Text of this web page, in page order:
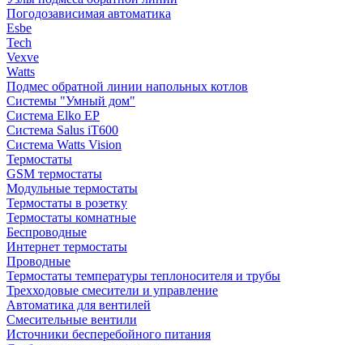
Погодозависимая автоматика
Esbe
Tech
Vexve
Watts
Подмес обратной линии напольных котлов
Системы "Умный дом"
Система Elko EP
Система Salus iT600
Система Watts Vision
Термостаты
GSM термостаты
Модульные термостаты
Термостаты в розетку
Термостаты комнатные
Беспроводные
Интернет термостаты
Проводные
Термостаты температуры теплоносителя и трубы
Трехходовые смесители и управление
Автоматика для вентилей
Смесительные вентили
Источники бесперебойного питания